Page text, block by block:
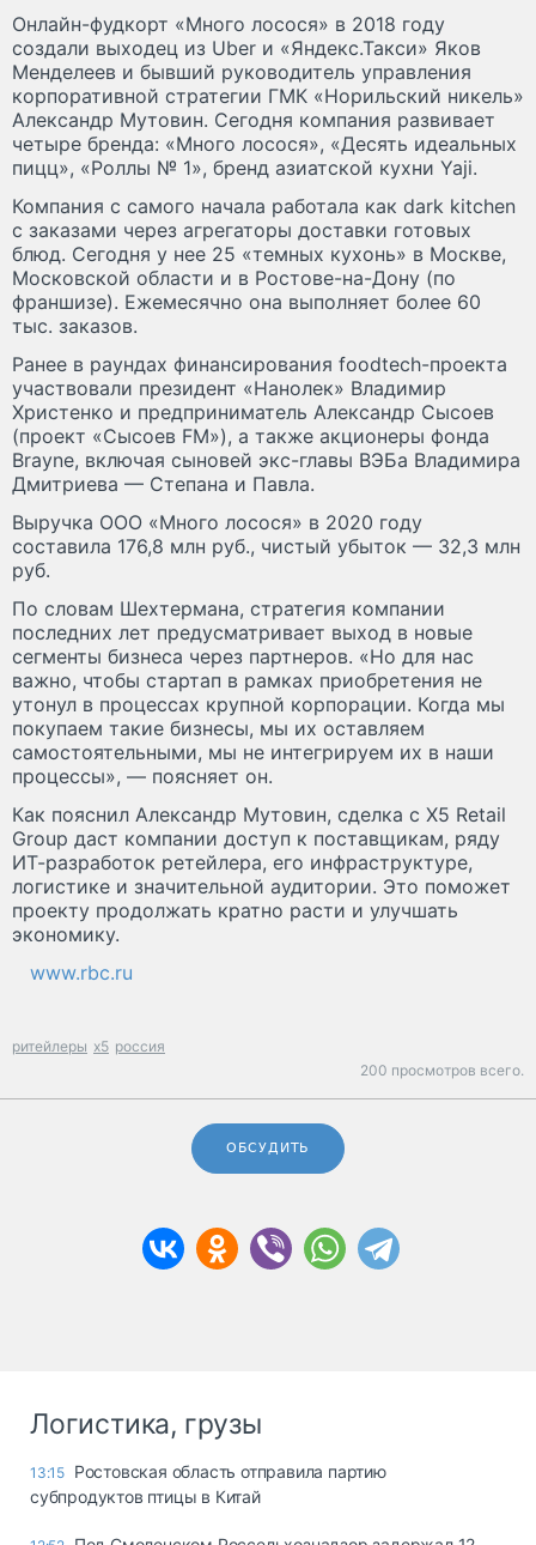
Онлайн-фудкорт «Много лосося» в 2018 году
создали выходец из Uber и «Яндекс.Такси» Яков
Менделеев и бывший руководитель управления
корпоративной стратегии ГМК «Норильский никель»
Александр Мутовин. Сегодня компания развивает
четыре бренда: «Много лосося», «Десять идеальных
пицц», «Роллы № 1», бренд азиатской кухни Yaji.
Компания с самого начала работала как dark kitchen
с заказами через агрегаторы доставки готовых
блюд. Сегодня у нее 25 «темных кухонь» в Москве,
Московской области и в Ростове-на-Дону (по
франшизе). Ежемесячно она выполняет более 60
тыс. заказов.
Ранее в раундах финансирования foodtech-проекта
участвовали президент «Нанолек» Владимир
Христенко и предприниматель Александр Сысоев
(проект «Сысоев FM»), а также акционеры фонда
Brayne, включая сыновей экс-главы ВЭБа Владимира
Дмитриева — Степана и Павла.
Выручка ООО «Много лосося» в 2020 году
составила 176,8 млн руб., чистый убыток — 32,3 млн
руб.
По словам Шехтермана, стратегия компании
последних лет предусматривает выход в новые
сегменты бизнеса через партнеров. «Но для нас
важно, чтобы стартап в рамках приобретения не
утонул в процессах крупной корпорации. Когда мы
покупаем такие бизнесы, мы их оставляем
самостоятельными, мы не интегрируем их в наши
процессы», — поясняет он.
Как пояснил Александр Мутовин, сделка с X5 Retail
Group даст компании доступ к поставщикам, ряду
ИТ-разработок ретейлера, его инфраструктуре,
логистике и значительной аудитории. Это поможет
проекту продолжать кратно расти и улучшать
экономику.
www.rbc.ru
ритейлеры x5 россия
200 просмотров всего.
ОБСУДИТЬ
Логистика, грузы
13:15 Ростовская область отправила партию
субпродуктов птицы в Китай